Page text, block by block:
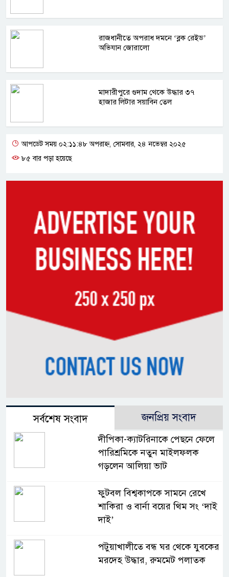
রাজধানীতে অপরাধ দমনে ‘ব্লক রেইড’
অভিযান জোরালো
মাদারীপুরে গুদাম থেকে উদ্ধার ৩৭
হাজার লিটার সয়াবিন তেল
আপডেট সময় ০২:১১:৪৮ অপরাহ্ন, সোমবার, ২৪ নভেম্বর ২০২৫
৮৫ বার পড়া হয়েছে
সর্বশেষ সংবাদ জনপ্রিয় সংবাদ
দীপিকা-ক্যাটরিনাকে পেছনে ফেলে
পারিশ্রমিকে নতুন মাইলফলক
গড়লেন আলিয়া ভাট
ফুটবল বিশ্বকাপকে সামনে রেখে
শাকিরা ও বার্না বয়ের থিম সং ‘দাই
দাই’
পটুয়াখালীতে বন্ধ ঘর থেকে যুবকের
মরদেহ উদ্ধার, রুমমেট পলাতক